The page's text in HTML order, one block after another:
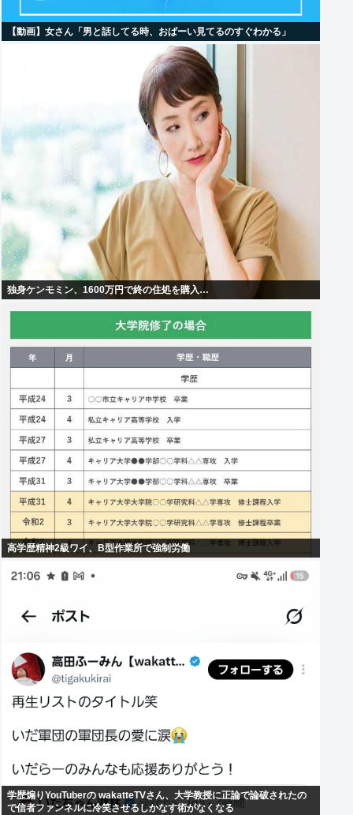
【動画】女さん「男と話してる時、おぱーい見てるのすぐわかる」
独身ケンモミン、1600万円で終の住処を購入…
高学歴精神2級ワイ、B型作業所で強制労働
学歴煽りYouTuberの wakatteTVさん、大学教授に正論で論破されたの
で信者ファンネルに冷笑させるしかなす術がなくなる